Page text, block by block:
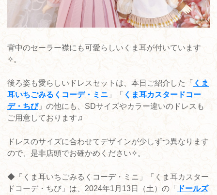
背中のセーラー襟にも可愛らしいくま耳が付いています
✧。
後ろ姿も愛らしいドレスセットは、本日ご紹介した「 くま
耳いちごみるくコーデ・ミニ 」「 くま耳カスタードコー
デ・ちび」の他にも、SDサイズやカラー違いのドレスも
ご用意しております♫
ドレスのサイズに合わせてデザインが少しずつ異なります
ので、是非店頭でお確かめください✧。
◆「くま耳いちごみるくコーデ・ミニ」「くま耳カスター
ドコーデ・ちび」は、2024年1月13日（土）の「
ドールズ